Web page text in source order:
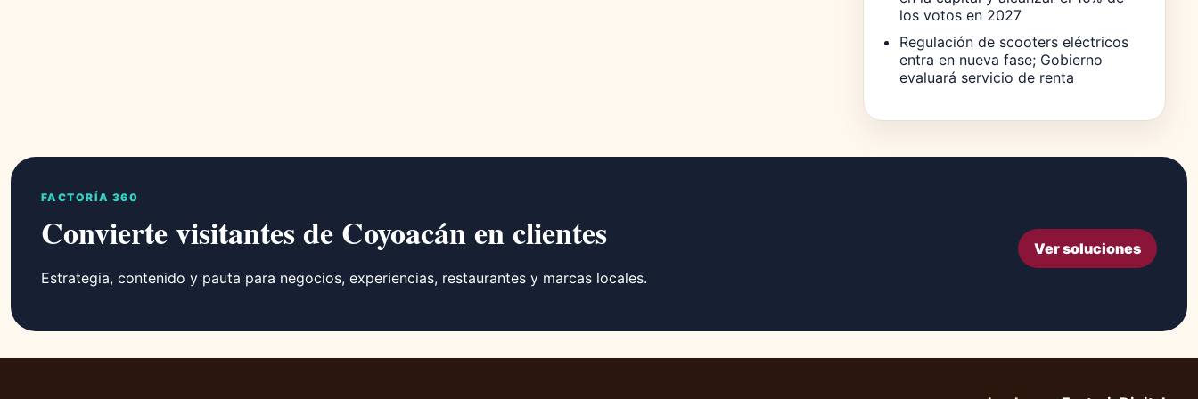
los votos en 2027
Regulación de scooters eléctricos
entra en nueva fase; Gobierno
evaluará servicio de renta
FACTORÍA 360
Convierte visitantes de Coyoacán en clientes
Estrategia, contenido y pauta para negocios, experiencias, restaurantes y marcas locales.
Ver soluciones